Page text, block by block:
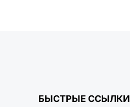
БЫСТРЫЕ ССЫЛКИ